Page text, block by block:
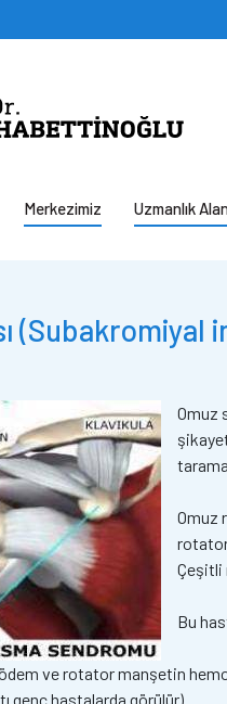
Merkezimiz Uzmanlık
Omuz
Omuz
rotator
Çeşitli
Bu
ve rotator manşetin
genç hastalarda görülür)